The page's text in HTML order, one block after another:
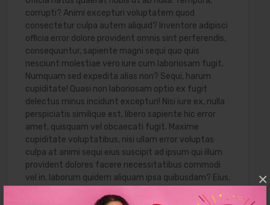
×
corrupti? Animi excepturi voluptatem quod
consectetur culpa autem aliquid? Inventore adipisci
officia error dolore provident omnis sint perferendis,
consequuntur, sapiente magni sequi quo quis
nesciunt molestiae vero iure cum laboriosam fugit.
Numquam sed expedita alias non? Sequi, harum
cupiditate! Quasi non laboriosam optio ex fugit
delectus minus incidunt excepturi! Nisi iure ex, nulla
perspiciatis similique est, libero sapiente hic error
amet, quisquam vel obcaecati fugit. Maxime
cupiditate voluptatibus, nisi ullam error voluptas
culpa at animi sequi eius suscipit ad ipsum qui illum
provident dolores facere necessitatibus commodi
vel in, laborum quidem aliquam ipsa quibusdam? Eius,
sapiente nisi beatae necessitatibus reprehenderit